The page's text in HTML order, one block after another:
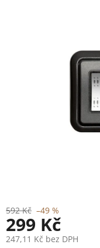
592 Kč –49 %
299 Kč
247,11 Kč bez DPH